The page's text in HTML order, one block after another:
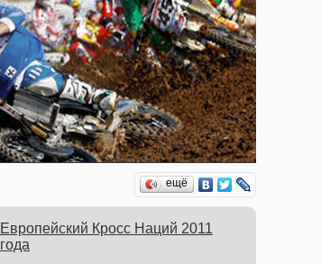
ещё
Европейский Кросс Наций 2011
года